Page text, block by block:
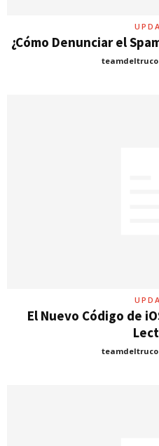
¿Cómo Denunciar el
teamdeltruco
El Nuevo Código de
teamdeltruco